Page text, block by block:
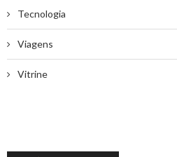
Tecnologia
Viagens
Vitrine